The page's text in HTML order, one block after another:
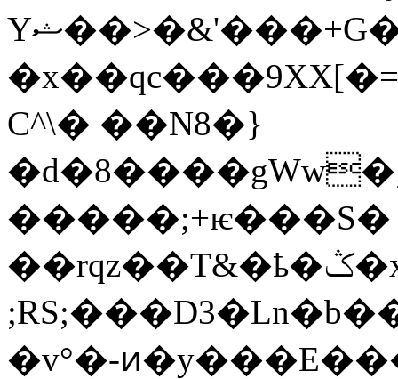
Yޝ��>�&'���+G�H5��������rE��H��'O�tt��6�}
C^\� ��N8�}
�����;+ѥ���S�
��rqz��T&�ҍ�ݣ�x��&OV�ѽ�L�β]8]H�W�*yU9=��������tc�T�$Ś��
�v°�-